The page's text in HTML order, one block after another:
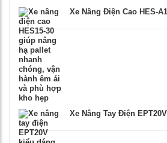
Xe Nâng Điện Cao HES-
Xe Nâng Tay Điện